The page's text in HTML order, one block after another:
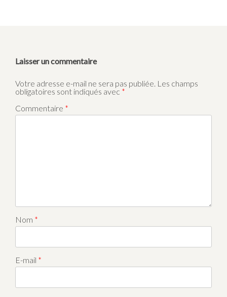
Laisser un commentaire
Votre adresse e-mail ne sera pas publiée. Les champs
obligatoires sont indiqués avec *
Commentaire *
Nom *
E-mail *